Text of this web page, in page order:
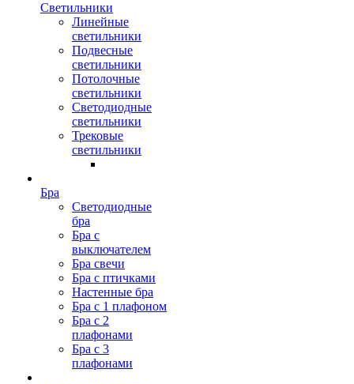
Светильники
Линейные
светильники
Подвесные
светильники
Потолочные
светильники
Светодиодные
светильники
Трековые
светильники
Бра
Светодиодные
бра
Бра с
выключателем
Бра свечи
Бра с птичками
Настенные бра
Бра с 1 плафоном
Бра с 2
плафонами
Бра с 3
плафонами